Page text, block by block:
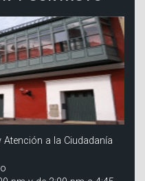
a la Ciudadanía